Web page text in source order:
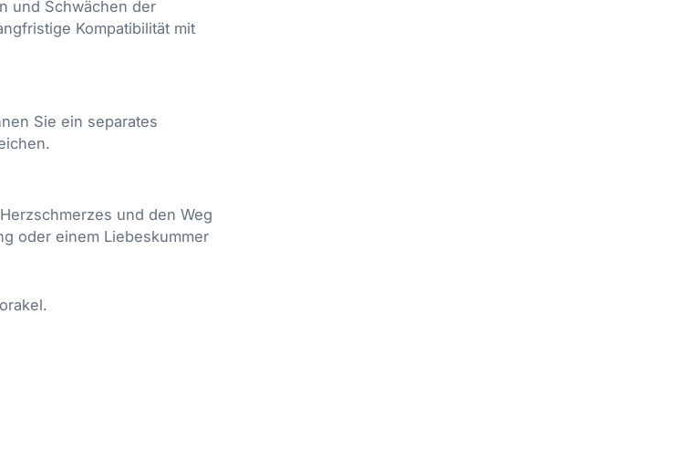
und Schwächen der
Kompatibilität mit
Sie ein separates
und den Weg
oder einem Liebeskummer